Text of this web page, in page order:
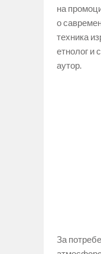
на
о
техника
етнолог и
аутор.
За